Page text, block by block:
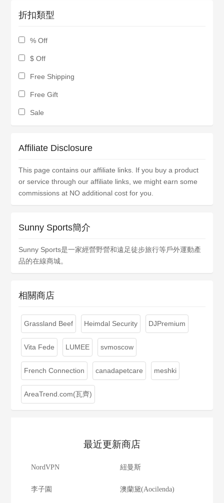
折扣類型
% Off
$ Off
Free Shipping
Free Gift
Sale
Affiliate Disclosure
This page contains our affiliate links. If you buy a product
or service through our affiliate links, we might earn some
commissions at NO additional cost for you.
Sunny Sports簡介
Sunny Sports是一家經營野營和遠足徒步旅行等戶外運動產
品的在線商城。
相關商店
Grassland Beef Heimdal Security DJPremium
Vita Fede LUMEE svmoscow
French Connection canadapetcare meshki
AreaTrend.com(瓦齊)
最近更新商店
NordVPN 紐曼斯
李子園 澳蘭黛(Aocilenda)